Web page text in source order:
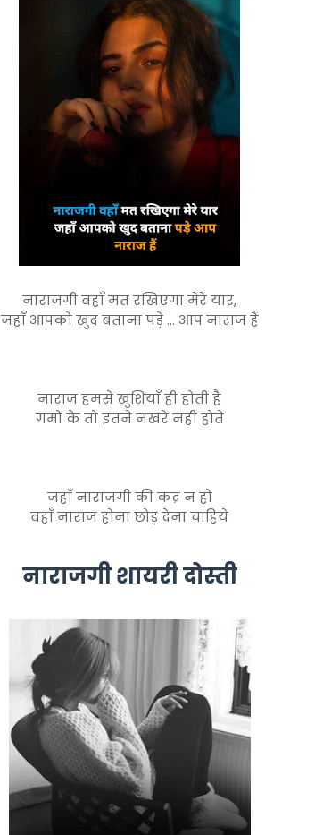
नाराजगी वहाँ मत रखिएगा मेरे यार,
जहाँ आपको खुद बताना पड़े ... आप नाराज हैं
नाराज हमसे खुशियाँ ही होती है
गमों के तो इतने नखरे नही होते
जहाँ नाराजगी की कद्र न हो
वहाँ नाराज होना छोड़ देना चाहिये
नाराजगी शायरी दोस्ती